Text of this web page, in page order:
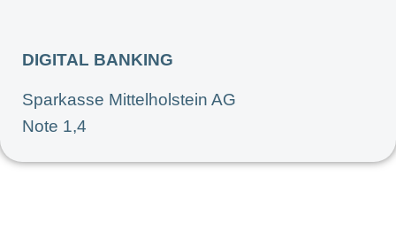
DIGITAL BANKING
Sparkasse Mittelholstein AG
Note 1,4